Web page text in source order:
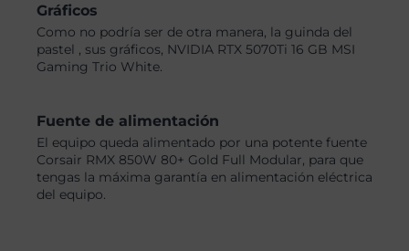
Gráficos
Como no podría ser de otra manera, la guinda del
pastel , sus gráficos, NVIDIA RTX 5070Ti 16 GB MSI
Gaming Trio White.
Fuente de alimentación
El equipo queda alimentado por una potente fuente
Corsair RMX 850W 80+ Gold Full Modular, para que
tengas la máxima garantía en alimentación eléctrica
del equipo.